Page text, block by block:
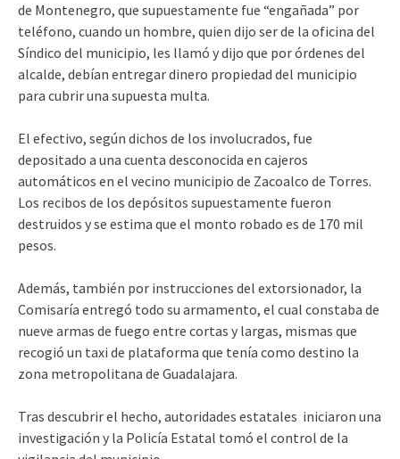
de Montenegro, que supuestamente fue “engañada” por
teléfono, cuando un hombre, quien dijo ser de la oficina del
Síndico del municipio, les llamó y dijo que por órdenes del
alcalde, debían entregar dinero propiedad del municipio
para cubrir una supuesta multa.
El efectivo, según dichos de los involucrados, fue
depositado a una cuenta desconocida en cajeros
automáticos en el vecino municipio de Zacoalco de Torres.
Los recibos de los depósitos supuestamente fueron
destruidos y se estima que el monto robado es de 170 mil
pesos.
Además, también por instrucciones del extorsionador, la
Comisaría entregó todo su armamento, el cual constaba de
nueve armas de fuego entre cortas y largas, mismas que
recogió un taxi de plataforma que tenía como destino la
zona metropolitana de Guadalajara.
Tras descubrir el hecho, autoridades estatales iniciaron una
investigación y la Policía Estatal tomó el control de la